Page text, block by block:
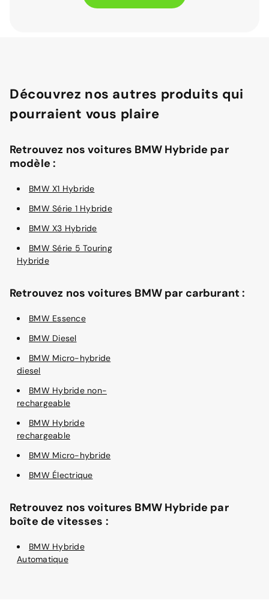
Découvrez nos autres produits qui
pourraient vous plaire
Retrouvez nos voitures BMW Hybride par
modèle :
BMW X1 Hybride
BMW Série 1 Hybride
BMW X3 Hybride
BMW Série 5 Touring
Hybride
Retrouvez nos voitures BMW par carburant :
BMW Essence
BMW Diesel
BMW Micro-hybride
diesel
BMW Hybride non-
rechargeable
BMW Hybride
rechargeable
BMW Micro-hybride
BMW Électrique
Retrouvez nos voitures BMW Hybride par
boîte de vitesses :
BMW Hybride
Automatique